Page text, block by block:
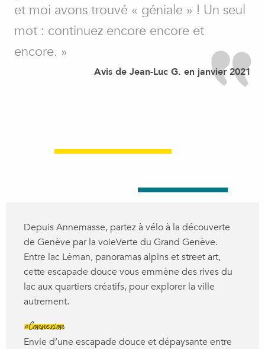
et moi avons trouvé « géniale » ! Un seul
mot : continuez encore encore et
encore. »
Avis de Jean-Luc G. en janvier 2021
Depuis Annemasse, partez à vélo à la découverte
de Genève par la voieVerte du Grand Genève.
Entre lac Léman, panoramas alpins et street art,
cette escapade douce vous emmène des rives du
lac aux quartiers créatifs, pour explorer la ville
autrement.
#Connexion
Envie d’une escapade douce et dépaysante entre